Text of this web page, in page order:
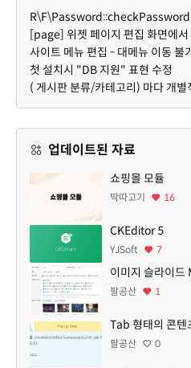
사이트 메뉴 편집 - 대메뉴 이동 불
첫 설치시 "DB 지원" 표현 수정
업데이트된 자료
쇼핑몰 모듈
딱따고기 16
CKEditor 5
YJSoft 7
이미지 슬라이드
팔공산 1
Tab 형태의 콘텐
팔공산 0